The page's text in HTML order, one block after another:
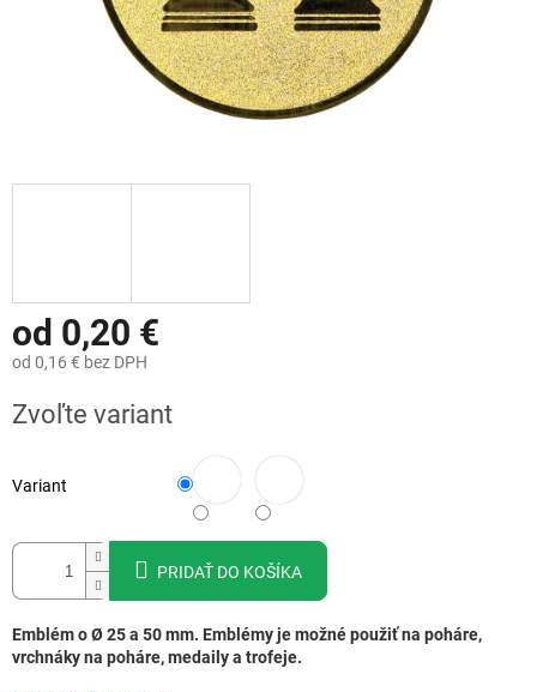
od 0,20 €
od 0,16 € bez DPH
cena:
Zvoľte variant
Variant
PRIDAŤ DO KOŠÍKA
Emblém o Ø 25 a 50 mm. Emblémy je možné použiť na poháre,
vrchnáky na poháre, medaily a trofeje.